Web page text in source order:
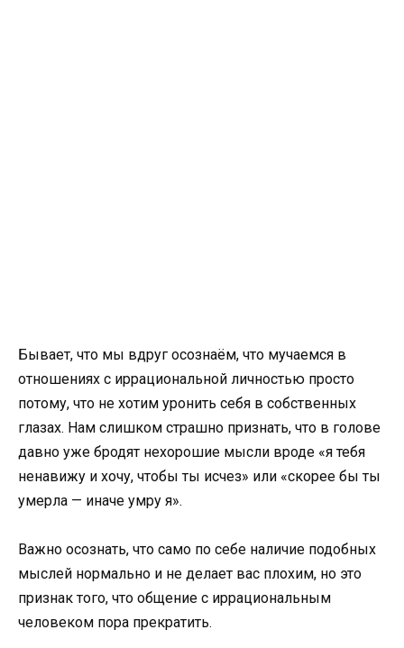
Бывает, что мы вдруг осознаём, что мучаемся в
отношениях с иррациональной личностью просто
потому, что не хотим уронить себя в собственных
глазах. Нам слишком страшно признать, что в голове
давно уже бродят нехорошие мысли вроде «я тебя
ненавижу и хочу, чтобы ты исчез» или «скорее бы ты
умерла — иначе умру я».
Важно осознать, что само по себе наличие подобных
мыслей нормально и не делает вас плохим, но это
признак того, что общение с иррациональным
человеком пора прекратить.